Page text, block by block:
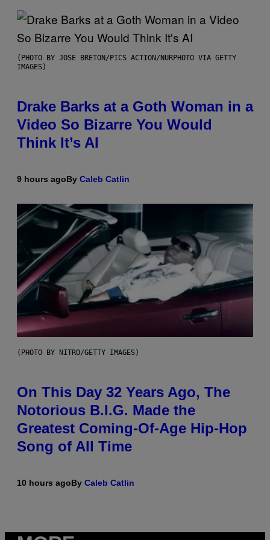
(PHOTO BY JOSE BRETON/PICS ACTION/NURPHOTO VIA GETTY
IMAGES)
Drake Barks at a Goth Woman in a
Video So Bizarre You Would
Think It’s AI
9 hours agoBy Caleb Catlin
(PHOTO BY NITRO/GETTY IMAGES)
On This Day 32 Years Ago, The
Notorious B.I.G. Made the
Greatest Coming-Of-Age Hip-Hop
Song of All Time
10 hours agoBy Caleb Catlin